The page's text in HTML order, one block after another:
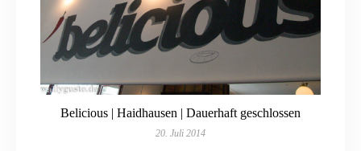
Belicious | Haidhausen | Dauerhaft geschlossen
20. Juli 2014